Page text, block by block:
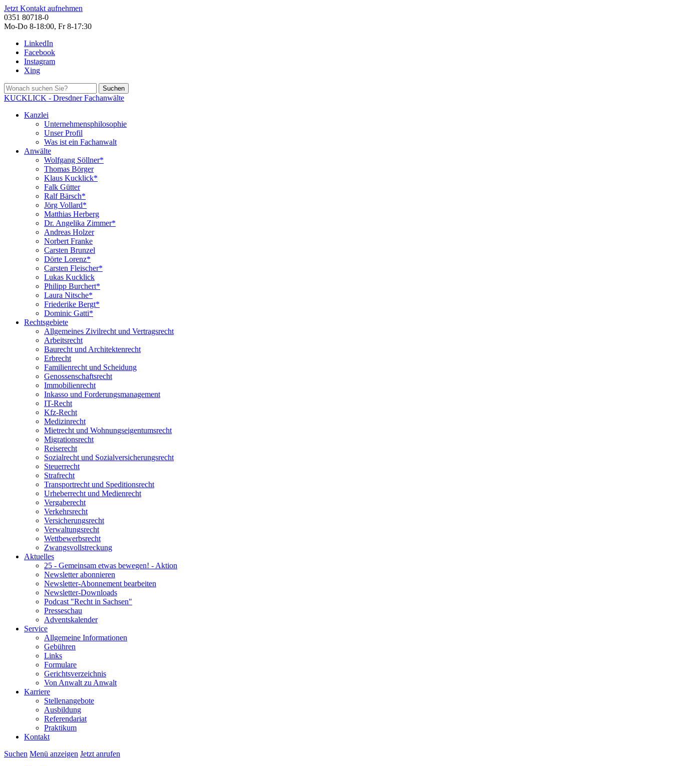
Jetzt Kontakt aufnehmen
0351 80718-0
Mo-Do 8-18:00, Fr 8-17:30
LinkedIn
Facebook
Instagram
Xing
Suchen
KUCKLICK - Dresdner Fachanwälte
Kanzlei
Unternehmensphilosophie
Unser Profil
Was ist ein Fachanwalt
Anwälte
Wolfgang Söllner*
Thomas Börger
Klaus Kucklick*
Falk Gütter
Ralf Bärsch*
Jörg Vollard*
Matthias Herberg
Dr. Angelika Zimmer*
Andreas Holzer
Norbert Franke
Carsten Brunzel
Dörte Lorenz*
Carsten Fleischer*
Lukas Kucklick
Philipp Burchert*
Laura Nitsche*
Friederike Bergt*
Dominic Gatti*
Rechtsgebiete
Allgemeines Zivilrecht und Vertragsrecht
Arbeitsrecht
Baurecht und Architektenrecht
Erbrecht
Familienrecht und Scheidung
Genossenschaftsrecht
Immobilienrecht
Inkasso und Forderungsmanagement
IT-Recht
Kfz-Recht
Medizinrecht
Mietrecht und Wohnungseigentumsrecht
Migrationsrecht
Reiserecht
Sozialrecht und Sozialversicherungsrecht
Steuerrecht
Strafrecht
Transportrecht und Speditionsrecht
Urheberrecht und Medienrecht
Vergaberecht
Verkehrsrecht
Versicherungsrecht
Verwaltungsrecht
Wettbewerbsrecht
Zwangsvollstreckung
Aktuelles
25 - Gemeinsam etwas bewegen! - Aktion
Newsletter abonnieren
Newsletter-Abonnement bearbeiten
Newsletter-Downloads
Podcast "Recht in Sachsen"
Presseschau
Adventskalender
Service
Allgemeine Informationen
Gebühren
Links
Formulare
Gerichtsverzeichnis
Von Anwalt zu Anwalt
Karriere
Stellenangebote
Ausbildung
Referendariat
Praktikum
Kontakt
Suchen Menü anzeigen Jetzt anrufen